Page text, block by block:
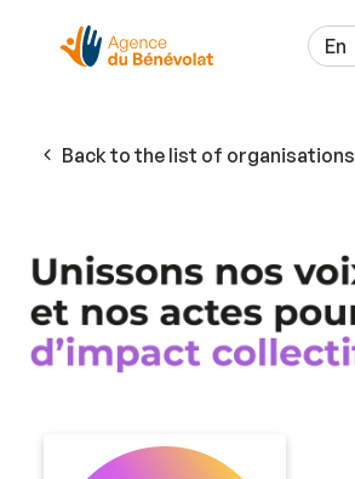
En
Back to the list of organisations